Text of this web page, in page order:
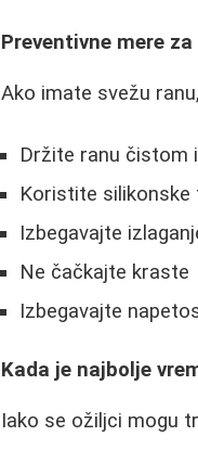
Preventivne mere
Ako imate svežu
Držite ranu čistom
Koristite
Izbegavajte
Ne čačkajte kraste
Izbegavajte
Kada je najbolje
Iako se ožiljci mogu